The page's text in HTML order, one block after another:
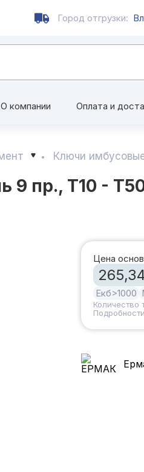
Город отгрузки:
О компании Оплата и
Ключи
9 пр., T10 -
Цена
Екб>1000
Количество